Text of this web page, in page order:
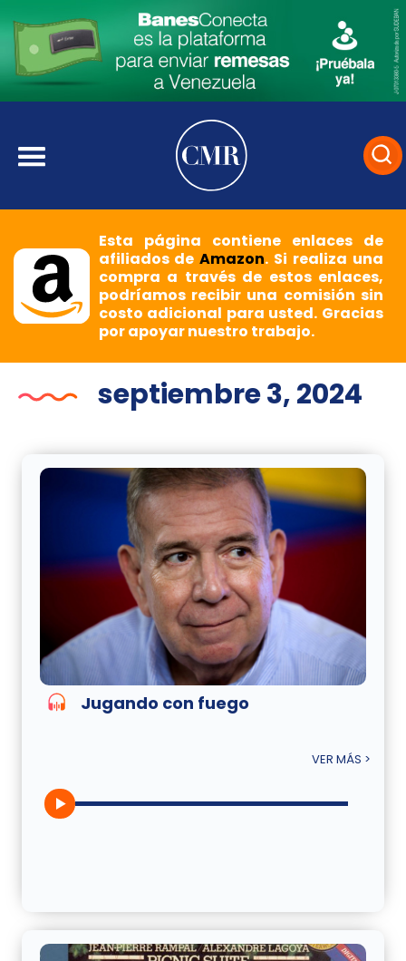
Esta página contiene enlaces de
afiliados deAmazon. Si realiza una
compra a través de estos enlaces,
podríamos recibir una comisión sin
costo adicional para usted. Gracias
por apoyar nuestro trabajo.
septiembre 3, 2024
Jugando con fuego
VER MÁS >